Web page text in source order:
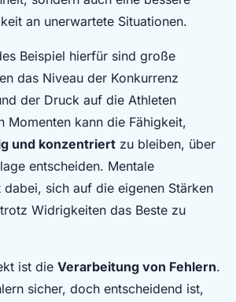
an unerwartete Situationen.
Beispiel hierfür sind große
das Niveau der Konkurrenz
der Druck auf die Athleten
Momenten kann die Fähigkeit,
und konzentriert zu bleiben, über
entscheiden. Mentale
sich auf die eigenen Stärken
Widrigkeiten das Beste zu
ist die Verarbeitung von Fehlern.
sicher, doch entscheidend ist,